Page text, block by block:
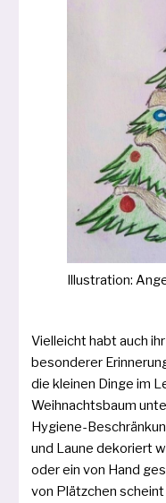
Illustration:
Vielleicht habt auch
beson­de­rer
die klei­nen Dinge im
Weihnachtsbaum
Hygiene-
und Laune deko­riert
oder ein von Hand
von Plätzchen